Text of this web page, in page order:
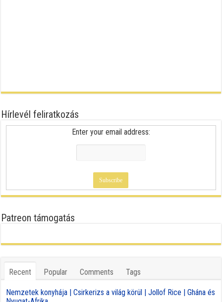
Hírlevél feliratkozás
Enter your email address:
Patreon támogatás
Recent Popular Comments Tags
Nemzetek konyhája | Csirkerizs a világ körül | Jollof Rice | Ghána és